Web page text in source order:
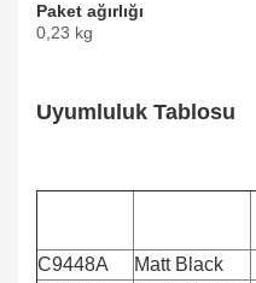
Paket ağırlığı
0,23 kg
Uyumluluk Tablosu
C9448A
Matt Black